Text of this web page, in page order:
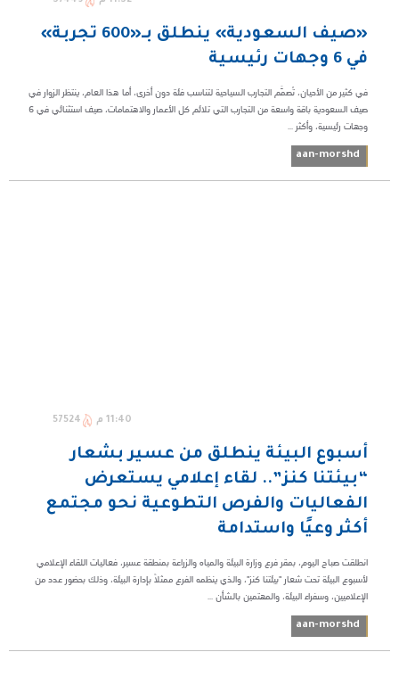
«صيف السعودية» ينطلق بـ«600 تجربة»
في 6 وجهات رئيسية
في كثير من الأحيان، تُصمَّم التجارب السياحية لتناسب فئة دون أخرى، أما هذا العام، ينتظر الزوار في
صيف السعودية باقة واسعة من التجارب التي تلائم كل الأعمار والاهتمامات، صيف استثنائي في 6
وجهات رئيسية، وأكثر ...
aan-morshd
11:40 م 57524
أسبوع البيئة ينطلق من عسير بشعار
“بيئتنا كنز”.. لقاء إعلامي يستعرض
الفعاليات والفرص التطوعية نحو مجتمع
أكثر وعيًا واستدامة
انطلقت صباح اليوم، بمقر فرع وزارة البيئة والمياه والزراعة بمنطقة عسير، فعاليات اللقاء الإعلامي
لأسبوع البيئة تحت شعار "بيئتنا كنز"، والذي ينظمه الفرع ممثلًا بإدارة البيئة، وذلك بحضور عدد من
الإعلاميين، وسفراء البيئة، والمهتمين بالشأن ...
aan-morshd